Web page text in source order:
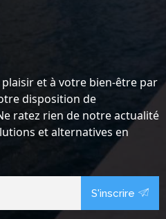
et à votre bien-être par
disposition de
ratez rien de notre actualité
et alternatives en
S'inscrire